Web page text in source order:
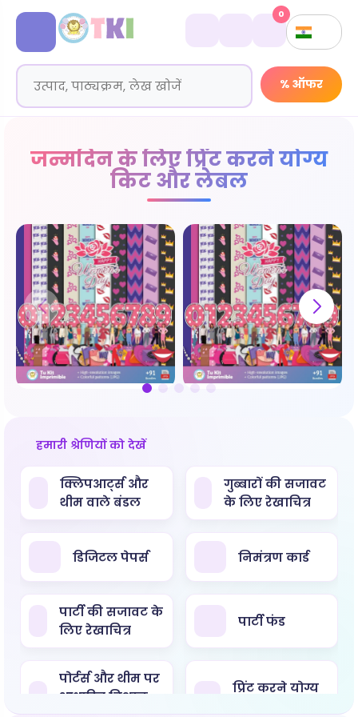
% ऑफर
0
जन्मदिन के लिए प्रिंट करने योग्य
किट और लेबल
हमारी श्रेणियों को देखें
क्लिपआर्ट्स और
थीम वाले बंडल
गुब्बारों की सजावट
के लिए रेखाचित्र
डिजिटल पेपर्स निमंत्रण कार्ड
पार्टी की सजावट के
लिए रेखाचित्र
पार्टी फंड
पोर्टर्स और थीम पर
आधारित विशाल
प्रिंट करने योग्य